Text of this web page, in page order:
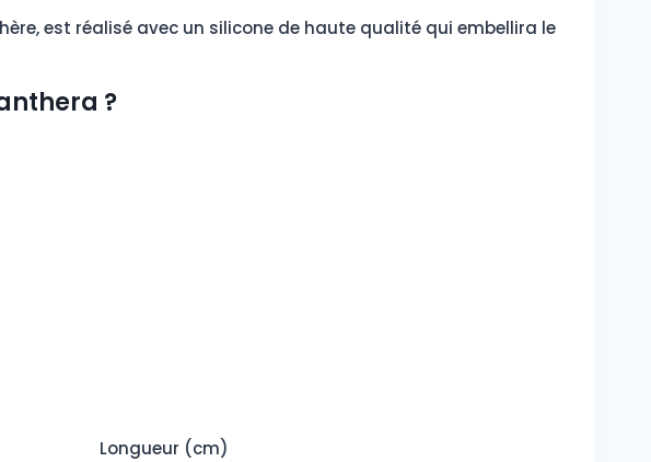
est réalisé avec un silicone de haute qualité qui embellira le
?
Longueur (cm)